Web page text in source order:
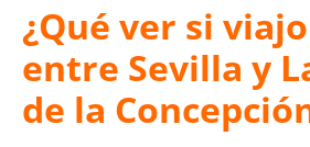
¿Qué ver si
entre Sevilla y
de la